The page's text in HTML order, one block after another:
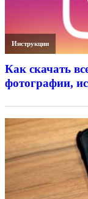
Инструкции
Как скачать
фотографии,